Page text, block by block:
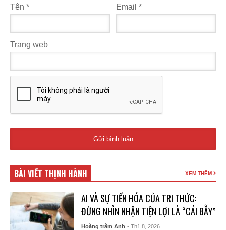
Tên * Email*
Trang web
BÀI VIẾT THỊNH HÀNH XEM THÊM
AI VÀ SỰ TIẾN HÓA CỦA TRI THỨC:
ĐỪNG NHÌN NHẬN TIỆN LỢI LÀ “CÁI BẪY”
Hoàng trâm Anh - Th1 8, 2026